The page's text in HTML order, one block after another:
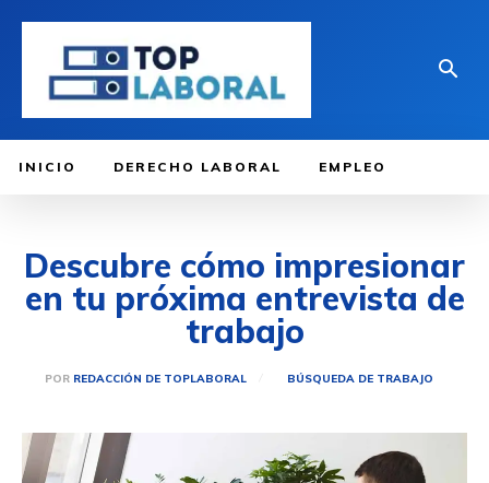
INICIO DERECHO LABORAL EMPLEO
Descubre cómo impresionar
en tu próxima entrevista de
trabajo
POR REDACCIÓN DE TOPLABORAL BÚSQUEDA DE TRABAJO